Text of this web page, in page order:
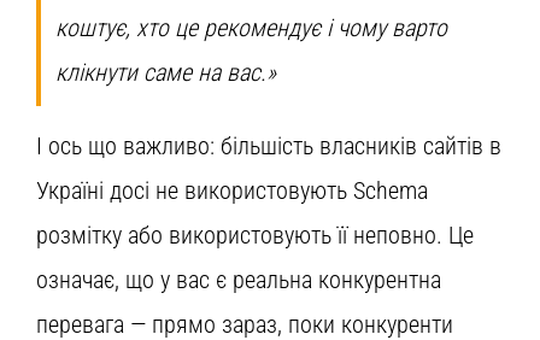
коштує, хто це рекомендує і чому варто
клікнути саме на вас.»
І ось що важливо: більшість власників сайтів в
Україні досі не використовують Schema
розмітку або використовують її неповно. Це
означає, що у вас є реальна конкурентна
перевага — прямо зараз, поки конкуренти